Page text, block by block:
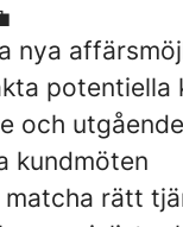
nya
potentiella
och
kundmöten
rätt